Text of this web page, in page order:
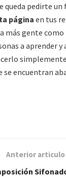
queda pedirte un
página en tus
más gente como
a aprender y
encuentran
Anterior articulo